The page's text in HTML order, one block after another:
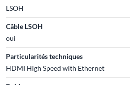
LSOH
Câble LSOH
oui
Particularités techniques
HDMI High Speed with Ethernet